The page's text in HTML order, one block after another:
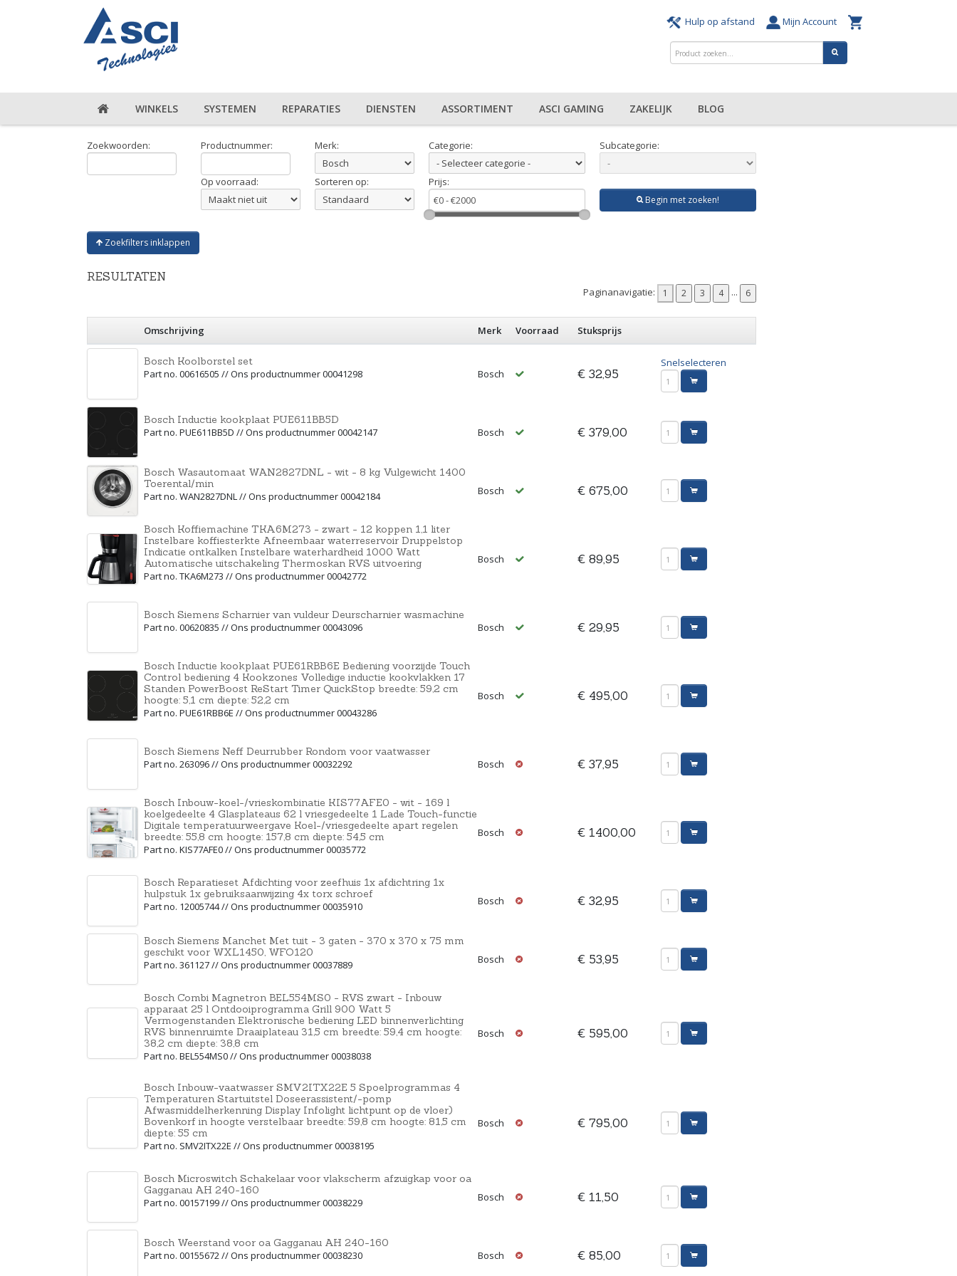
Hulp op afstand Mijn Account
WINKELS SYSTEMEN REPARATIES DIENSTEN ASSORTIMENT ASCI GAMING ZAKELIJK BLOG
Zoekwoorden: Productnummer: Merk: Categorie: Subcategorie:
Op voorraad: Sorteren op: Prijs:
Begin met zoeken!
Zoekfilters inklappen
RESULTATEN
Paginanavigatie: ...
Omschrijving Merk Voorraad Stuksprijs
Bosch Koolborstel set
Part no. 00616505 // Ons productnummer 00041298
Bosch € 32,95
Snelselecteren
Bosch Inductie kookplaat PUE611BB5D
Part no. PUE611BB5D // Ons productnummer 00042147
Bosch € 379,00
Bosch Wasautomaat WAN2827DNL - wit - 8 kg Vulgewicht 1400
Toerental/min
Part no. WAN2827DNL // Ons productnummer 00042184
Bosch € 675,00
Bosch Koffiemachine TKA6M273 - zwart - 12 koppen 1,1 liter
Instelbare koffiesterkte Afneembaar waterreservoir Druppelstop
Indicatie ontkalken Instelbare waterhardheid 1000 Watt
Automatische uitschakeling Thermoskan RVS uitvoering
Part no. TKA6M273 // Ons productnummer 00042772
Bosch € 89,95
Bosch Siemens Scharnier van vuldeur Deurscharnier wasmachine
Part no. 00620835 // Ons productnummer 00043096
Bosch € 29,95
Bosch Inductie kookplaat PUE61RBB6E Bediening voorzijde Touch
Control bediening 4 Kookzones Volledige inductie kookvlakken 17
Standen PowerBoost ReStart Timer QuickStop breedte: 59,2 cm
hoogte: 5,1 cm diepte: 52,2 cm
Part no. PUE61RBB6E // Ons productnummer 00043286
Bosch € 495,00
Bosch Siemens Neff Deurrubber Rondom voor vaatwasser
Part no. 263096 // Ons productnummer 00032292
Bosch € 37,95
Bosch Inbouw-koel-/vrieskombinatie KIS77AFE0 - wit - 169 l
koelgedeelte 4 Glasplateaus 62 l vriesgedeelte 1 Lade Touch-functie
Digitale temperatuurweergave Koel-/vriesgedeelte apart regelen
breedte: 55,8 cm hoogte: 157,8 cm diepte: 54,5 cm
Part no. KIS77AFE0 // Ons productnummer 00035772
Bosch € 1400,00
Bosch Reparatieset Afdichting voor zeefhuis 1x afdichtring 1x
hulpstuk 1x gebruiksaanwijzing 4x torx schroef
Part no. 12005744 // Ons productnummer 00035910
Bosch € 32,95
Bosch Siemens Manchet Met tuit - 3 gaten - 370 x 370 x 75 mm
geschikt voor WXL1450, WFO120
Part no. 361127 // Ons productnummer 00037889
Bosch € 53,95
Bosch Combi Magnetron BEL554MS0 - RVS zwart - Inbouw
apparaat 25 l Ontdooiprogramma Grill 900 Watt 5
Vermogenstanden Elektronische bediening LED binnenverlichting
RVS binnenruimte Draaiplateau 31,5 cm breedte: 59,4 cm hoogte:
38,2 cm diepte: 38,8 cm
Part no. BEL554MS0 // Ons productnummer 00038038
Bosch € 595,00
Bosch Inbouw-vaatwasser SMV2ITX22E 5 Spoelprogrammas 4
Temperaturen Startuitstel Doseerassistent/-pomp
Afwasmiddelherkenning Display Infolight lichtpunt op de vloer)
Bovenkorf in hoogte verstelbaar breedte: 59,8 cm hoogte: 81,5 cm
diepte: 55 cm
Part no. SMV2ITX22E // Ons productnummer 00038195
Bosch € 795,00
Bosch Microswitch Schakelaar voor vlakscherm afzuigkap voor oa
Gagganau AH 240-160
Part no. 00157199 // Ons productnummer 00038229
Bosch € 11,50
Bosch Weerstand voor oa Gagganau AH 240-160
Part no. 00155672 // Ons productnummer 00038230
Bosch € 85,00